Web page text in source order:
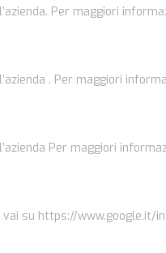
Per maggiori
. Per maggiori
Per maggiori
vai su https://